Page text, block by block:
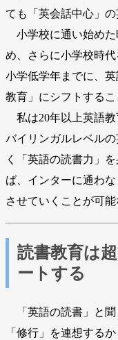
ても「英会話中心」の
小学校に通い始めた
め、さらに小学校時
小学低学年までに、
教育」にシフトするこ
私は20年以上英語教
バイリンガルレベル
く「英語の読書力」
ば、インターに通わ
させていくことが可能
読書教育は
ートする
「英語の読書」と聞
「修行」を連想する